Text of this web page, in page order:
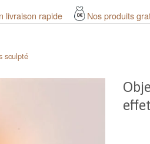
livraison rapide Nos produits
sculpté